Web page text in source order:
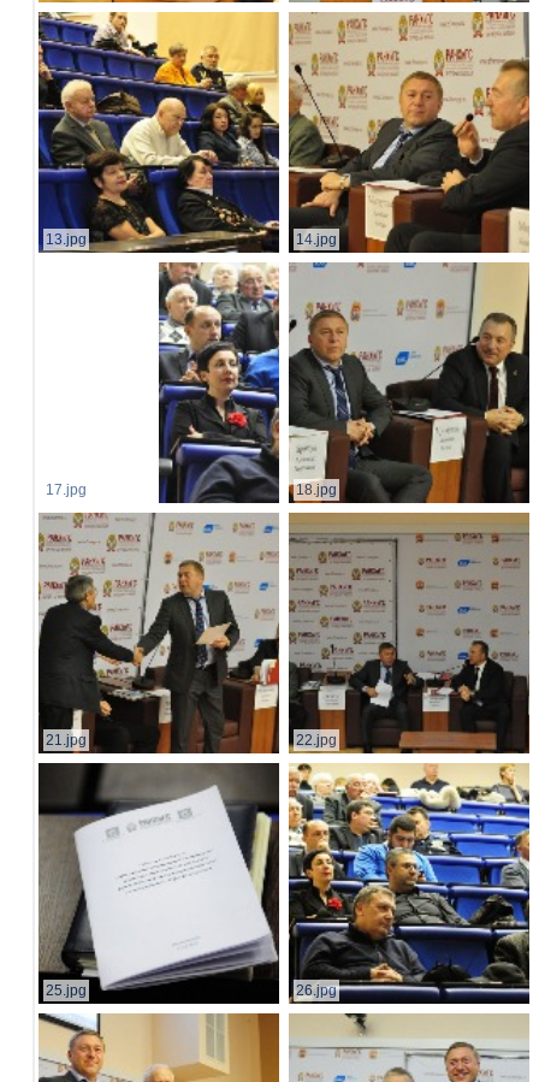
13.jpg 14.jpg
17.jpg 18.jpg
21.jpg 22.jpg
25.jpg 26.jpg